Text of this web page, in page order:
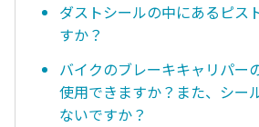
ダストシールの中にあるピス
すか？
バイクのブレーキキャリパー
使用できますか？また、シー
ないですか？